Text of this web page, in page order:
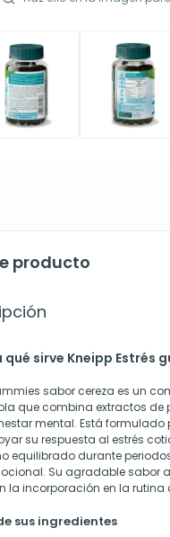
producto
qué sirve Kneipp Estrés
sabor cereza es un
que combina extractos de
mental. Está
su respuesta al estrés
equilibrado durante
Su agradable sabor
la incorporación en la rutina
sus ingredientes